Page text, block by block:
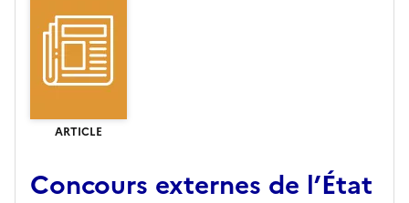
ARTICLE
Concours externes de l’État